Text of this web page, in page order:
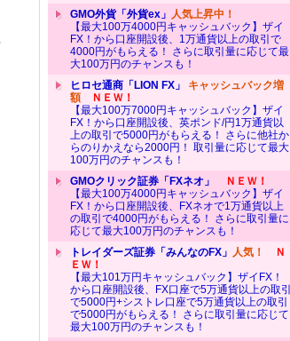
GMO外貨「外貨ex」 人気上昇中！
【最大100万4000円キャッシュバック】ザイ
FX！から口座開設後、1万通貨以上の取引で
4000円がもらえる！ さらに取引量に応じて最
大100万円のチャンスも！
ヒロセ通商「LION FX」 キャッシュバック増
額ＮＥＷ！
【最大100万7000円キャッシュバック】ザイ
FX！から口座開設後、英ポンド/円1万通貨以
上の取引で5000円がもらえる！ さらに他社か
らのりかえなら2000円！ 取引量に応じて最大
100万円のチャンスも！
GMOクリック証券「FXネオ」
ＮＥＷ！
【最大100万4000円キャッシュバック】ザイ
FX！から口座開設後、FXネオで1万通貨以上
の取引で4000円がもらえる！ さらに取引量に
応じて最大100万円のチャンスも！
トレイダーズ証券「みんなのFX」 人気！
Ｎ
ＥＷ！
【最大101万円キャッシュバック】ザイFX！
から口座開設後、FX口座で5万通貨以上の取引
で5000円+シストレ口座で5万通貨以上の取引
で5000円がもらえる！ さらに取引量に応じて
最大100万円のチャンスも！